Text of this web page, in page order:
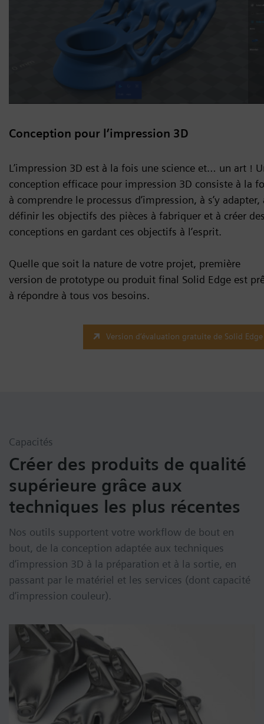
Conception pour l’impression 3D
L’impression 3D est à la fois une science et… un art !
conception efficace pour impression 3D consiste à la
à comprendre le processus d’impression, à s’y adapter,
définir les objectifs des pièces à fabriquer et à créer
conceptions en gardant ces objectifs à l’esprit.
Quelle que soit la nature de votre projet, première
version de prototype ou produit final Solid Edge est
à répondre à tous vos besoins.
Version d’évaluation gratuite de Solid Edge
Capacités
Créer des produits de qualité
supérieure grâce aux
techniques les plus récentes
Nos outils supportent votre workflow de bout en
bout, de la conception adaptée aux techniques
d’impression 3D à la préparation et à la sortie, en
passant par le matériel et les services (dont capacité
d’impression couleur).